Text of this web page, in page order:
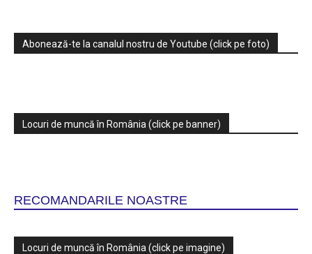
Abonează-te la canalul nostru de Youtube (click pe foto)
Locuri de muncă în România (click pe banner)
RECOMANDARILE NOASTRE
Locuri de muncă în România (click pe imagine)